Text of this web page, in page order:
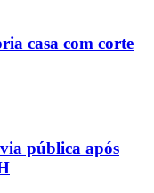
casa com corte
pública após